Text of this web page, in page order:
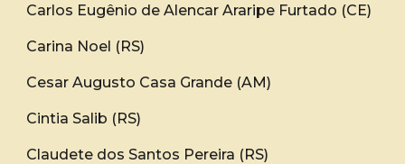
Carlos Eugênio de Alencar Araripe Furtado (CE)
Carina Noel (RS)
Cesar Augusto Casa Grande (AM)
Cintia Salib (RS)
Claudete dos Santos Pereira (RS)